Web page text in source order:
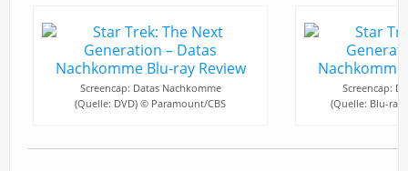
Screencap: Datas Nachkomme
(Quelle: DVD) © Paramount/CBS
Screencap:
(Quelle: Blu-